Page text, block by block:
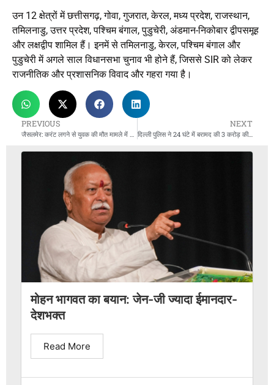
उन 12 क्षेत्रों में छत्तीसगढ़, गोवा, गुजरात, केरल, मध्य प्रदेश, राजस्थान,
तमिलनाडु, उत्तर प्रदेश, पश्चिम बंगाल, पुडुचेरी, अंडमान-निकोबार द्वीपसमूह
और लक्षद्वीप शामिल हैं। इनमें से तमिलनाडु, केरल, पश्चिम बंगाल और
पुडुचेरी में अगले साल विधानसभा चुनाव भी होने हैं, जिससे SIR को लेकर
राजनीतिक और प्रशासनिक विवाद और गहरा गया है।
PREVIOUS
जैसलमेर: करंट लगने से युवक की मौत मामले में 2 लाइनमैन सस्पेंड, परिजनों ने धरना खत्म कर शव उठाया
NEXT
दिल्ली पुलिस ने 24 घंटे में बरामद की 3 करोड़ की चोरी की इलायची, तीन गिरफ्तार
मोहन भागवत का बयान: जेन-जी ज्यादा ईमानदार-
देशभक्त
Read More